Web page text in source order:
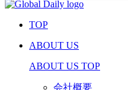
TOP
ABOUT US
ABOUT US TOP
会社概要